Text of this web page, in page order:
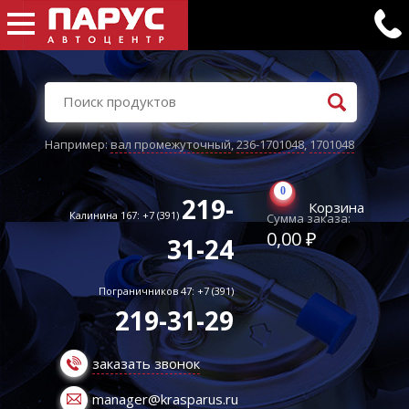
Например:вал промежуточный,236-1701048,1701048
Калинина 167: +7 (391) 219-
31-24
Пограничников 47: +7 (391)
219-31-29
заказать звонок
manager@krasparus.ru
0
Корзина
Сумма заказа:
0,00 ₽